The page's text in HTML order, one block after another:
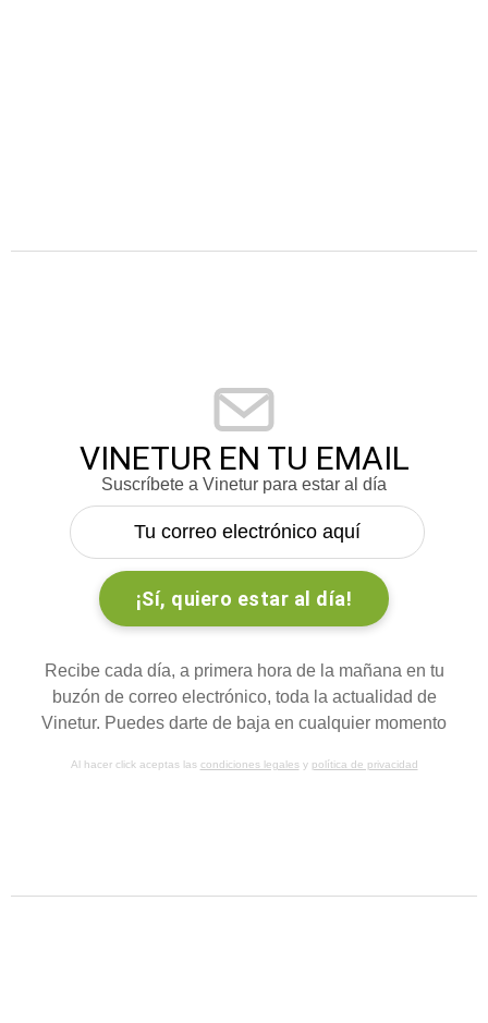
VINETUR EN TU EMAIL
Suscríbete a Vinetur para estar al día
Recibe cada día, a primera hora de la mañana en tu
buzón de correo electrónico, toda la actualidad de
Vinetur. Puedes darte de baja en cualquier momento
Al hacer click aceptas las condiciones legalesy política de privacidad